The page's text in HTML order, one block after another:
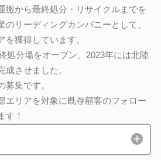
搬から最終処分・リサイクルまでを
リーディングカンパニーとして、
獲得しています。
処分場をオープン、2023年には北陸
させました。
集です。
エリアを対象に既存顧客のフォロー
す！